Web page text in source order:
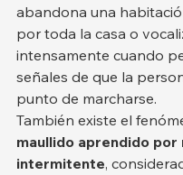
abandona una
por toda la casa o
intensamente cuando
señales de que la
punto de marcharse.
También existe el
maullido aprendido
intermitente,